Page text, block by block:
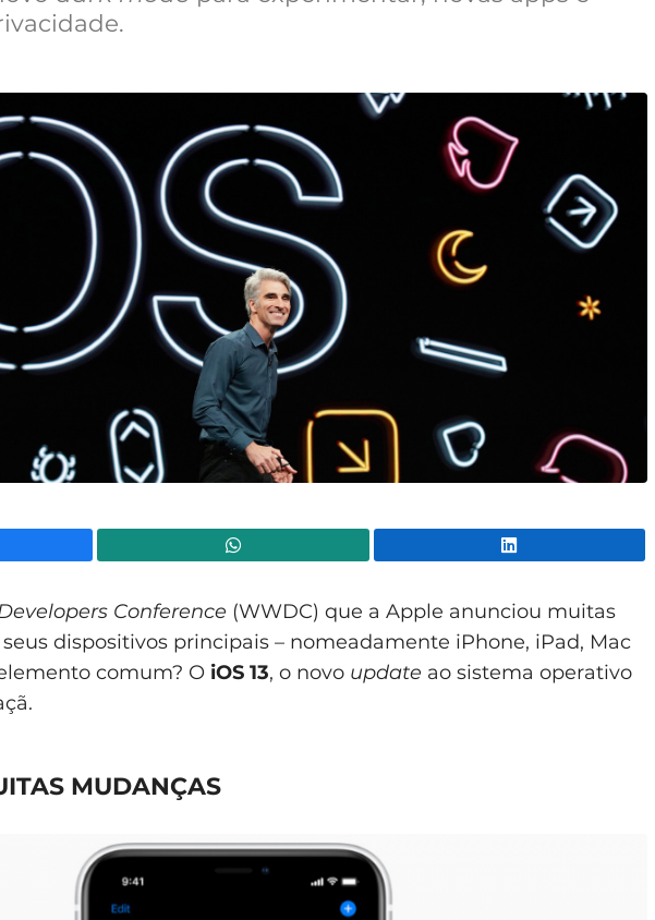
Conference (WWDC) que a Apple anunciou muitas
dispositivos principais – nomeadamente iPhone, iPad, Mac
comum? O iOS 13, o novo update ao sistema operativo
MUDANÇAS